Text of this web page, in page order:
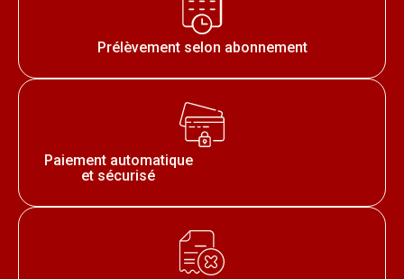
Prélèvement selon abonnement
Paiement automatique
et sécurisé